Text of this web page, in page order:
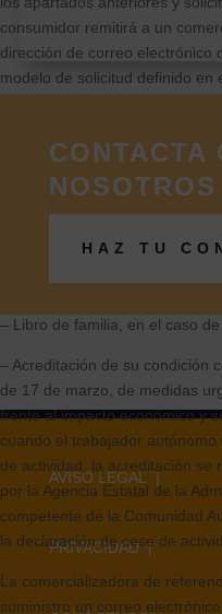
consumidor remitirá a un
dirección de correo electrónico
modelo de solicitud definido en
– Copia del NIF o NIE del
que forme parte de una
uno de los miembros para los
– Certificado de
titular de punto de suministro
familiar.
– Libro de familia, en el caso
– Acreditación de su condición
de 17 de marzo, de medidas
frente al impacto económico y
cuando el trabajador
de actividad, la acreditación se
por la Agencia Estatal de la
competente de la Comunidad
la declaración de cese de
La comercializadora de
suministro un correo
CONTACTA
NOSOTROS
HAZ TU
AVISO LEGAL |
PRIVACIDAD |